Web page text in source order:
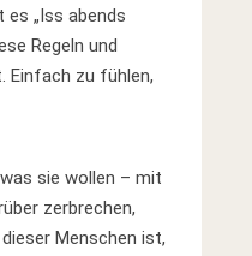
„Iss abends
Regeln und
Einfach zu fühlen,
sie wollen – mit
zerbrechen,
Menschen ist,